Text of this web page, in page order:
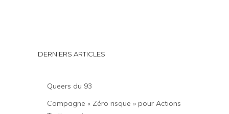
DERNIERS ARTICLES
Queers du 93
Campagne « Zéro risque » pour Actions